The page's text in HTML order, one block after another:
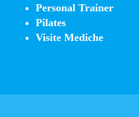
Personal Trainer
Pilates
Visite Mediche